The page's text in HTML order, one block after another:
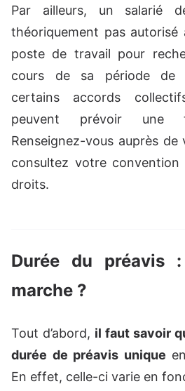
Par ailleurs, un salarié
théoriquement pas autorisé
poste de travail pour
cours de sa période de
certains accords
peuvent prévoir une
Renseignez-vous auprès
consultez votre
droits.
Durée du préavis
marche ?
Tout d’abord, il faut savoir
durée de préavis unique
En effet, celle-ci varie en